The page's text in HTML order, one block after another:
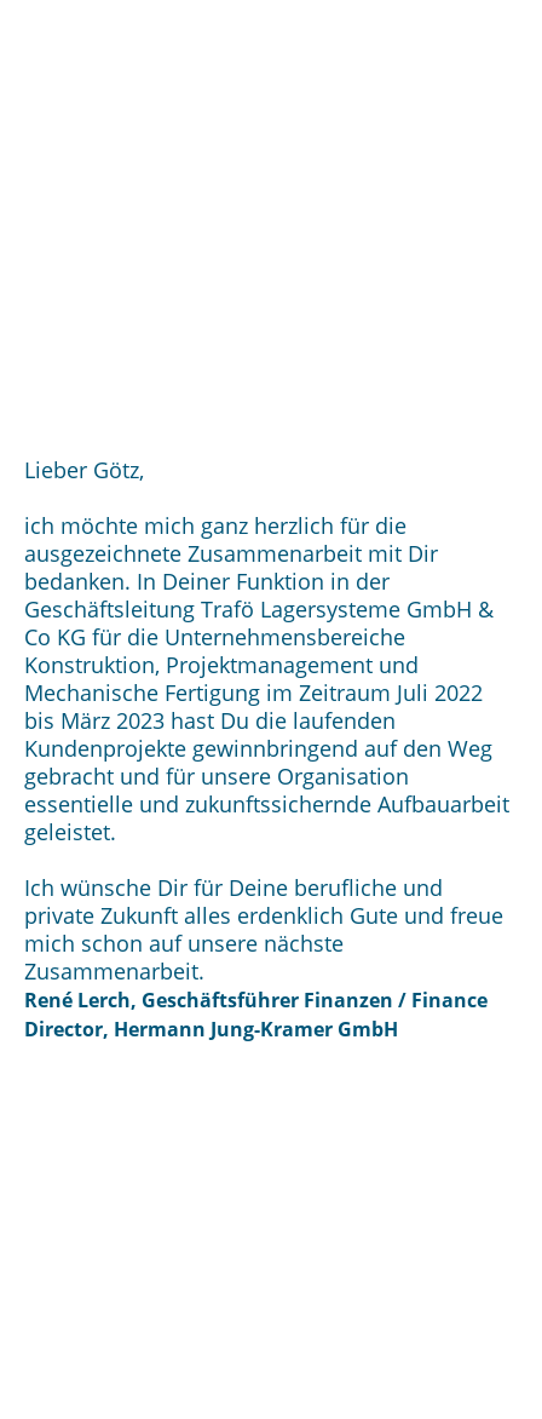
Lieber Götz,
ich möchte mich ganz herzlich für die
ausgezeichnete Zusammenarbeit mit Dir
bedanken. In Deiner Funktion in der
Geschäftsleitung Trafö Lagersysteme GmbH &
Co KG für die Unternehmensbereiche
Konstruktion, Projektmanagement und
Mechanische Fertigung im Zeitraum Juli 2022
bis März 2023 hast Du die laufenden
Kundenprojekte gewinnbringend auf den Weg
gebracht und für unsere Organisation
essentielle und zukunftssichernde Aufbauarbeit
geleistet.
Ich wünsche Dir für Deine berufliche und
private Zukunft alles erdenklich Gute und freue
mich schon auf unsere nächste
Zusammenarbeit.
René Lerch, Geschäftsführer Finanzen / Finance
Director, Hermann Jung-Kramer GmbH